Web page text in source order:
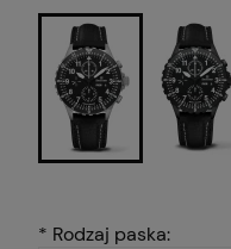
* Rodzaj paska: